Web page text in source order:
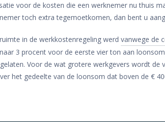
voor de kosten die een werknemer nu thuis
toch extra tegemoetkomen, dan bent u
in de werkkostenregeling werd vanwege de
3 procent voor de eerste vier ton aan
Voor de wat grotere werkgevers wordt de
het gedeelte van de loonsom dat boven de €